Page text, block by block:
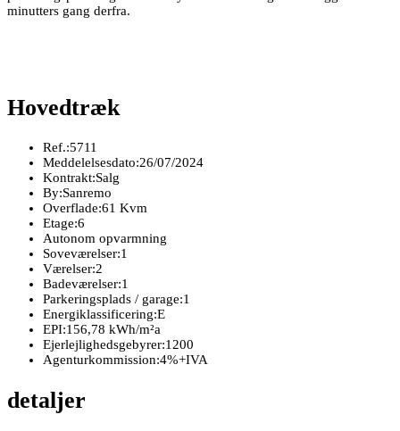
minutters gang derfra.
Hovedtræk
Ref.:5711
Meddelelsesdato:26/07/2024
Kontrakt:Salg
By:Sanremo
Overflade:61 Kvm
Etage:6
Autonom opvarmning
Soveværelser:1
Værelser:2
Badeværelser:1
Parkeringsplads / garage:1
Energiklassificering:E
EPI:156,78 kWh/m²a
Ejerlejlighedsgebyrer:1200
Agenturkommission:4%+IVA
detaljer